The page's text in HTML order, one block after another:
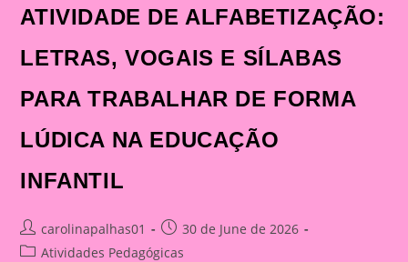
ATIVIDADE DE ALFABETIZAÇÃO:
LETRAS, VOGAIS E SÍLABAS
PARA TRABALHAR DE FORMA
LÚDICA NA EDUCAÇÃO
INFANTIL
Post
author:
carolinapalhas01
Post
published:
30 de June de 2026
PostAtividades Pedagógicas